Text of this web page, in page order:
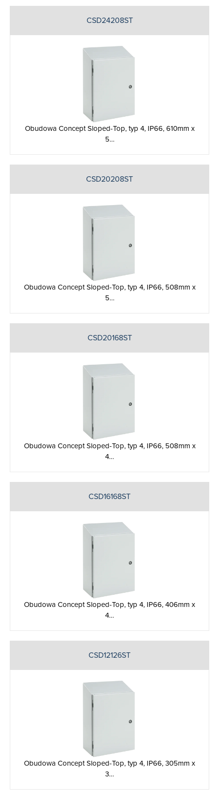
CSD24208ST
Obudowa Concept Sloped-Top, typ 4, IP66, 610mm x
5…
CSD20208ST
Obudowa Concept Sloped-Top, typ 4, IP66, 508mm x
5…
CSD20168ST
Obudowa Concept Sloped-Top, typ 4, IP66, 508mm x
4…
CSD16168ST
Obudowa Concept Sloped-Top, typ 4, IP66, 406mm x
4…
CSD12126ST
Obudowa Concept Sloped-Top, typ 4, IP66, 305mm x
3…